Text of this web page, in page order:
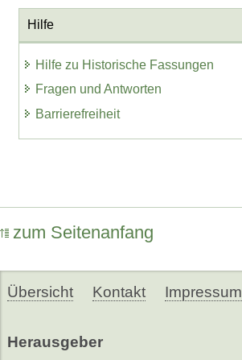
Hilfe
Hilfe zu Historische Fassungen
Fragen und Antworten
Barrierefreiheit
zum Seitenanfang
Übersicht Kontakt Impressum
Herausgeber